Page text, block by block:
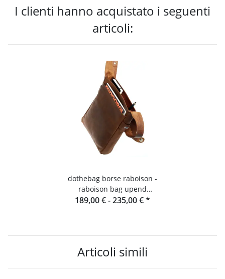
I clienti hanno acquistato i seguenti
articoli:
dothebag borse raboison -
raboison bag upend
Formato verticale toro
189,00 € -235,00 €*
Articoli simili